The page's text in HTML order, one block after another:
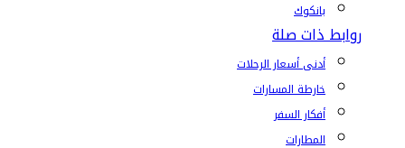
بانكوك
روابط ذات صلة
أدنى أسعار الرحلات
خارطة المسارات
أفكار السفر
المطارات